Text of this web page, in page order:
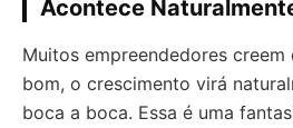
Acontece
Muitos empreendedores
bom, o crescimento virá
boca a boca. Essa é uma